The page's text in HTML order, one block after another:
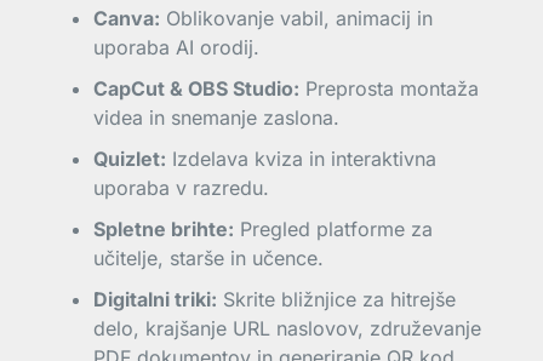
Canva: Oblikovanje vabil, animacij in
uporaba AI orodij.
CapCut & OBS Studio: Preprosta montaža
videa in snemanje zaslona.
Quizlet: Izdelava kviza in interaktivna
uporaba v razredu.
Spletne brihte: Pregled platforme za
učitelje, starše in učence.
Digitalni triki: Skrite bližnjice za hitrejše
delo, krajšanje URL naslovov, združevanje